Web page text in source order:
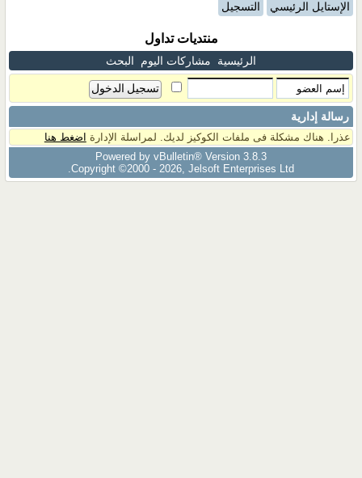
الإستايل الرئيسي التسجيل
منتديات تداول
الرئيسية مشاركات اليوم البحث
رسالة إدارية
عذرا. هناك مشكلة فى ملفات الكوكيز لديك. لمراسلة الإدارة اضغط هنا
Powered by vBulletin® Version 3.8.3
Copyright ©2000 - 2026, Jelsoft Enterprises Ltd.